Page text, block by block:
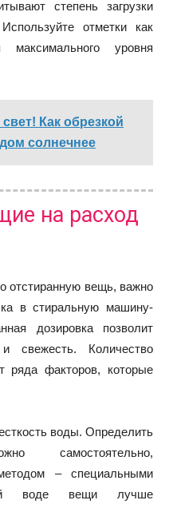
степень загрузки
отметки как
уровня
Как обрезкой
солнечнее
на расход
отстиранную вещь, важно
в стиральную машину-
дозировка позволит
свежесть. Количество
ряда факторов, которые
воды. Определить
самостоятельно,
– специальными
воде вещи лучше